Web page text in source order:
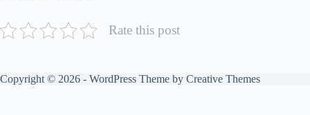
Rate this post
Copyright © 2026 - WordPress Theme by Creative Themes